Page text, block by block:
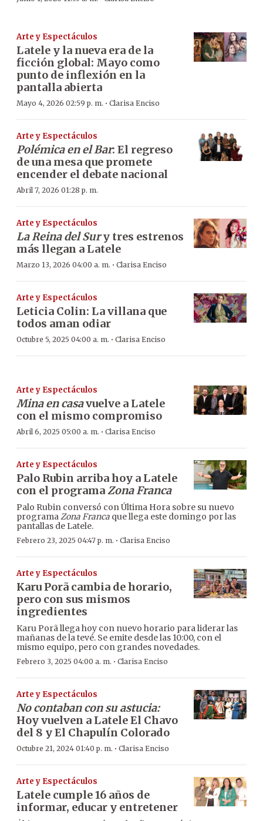
Arte y Espectáculos
Latele y la nueva era de la
ficción global: Mayo como
punto de inflexión en la
pantalla abierta
Mayo 4, 2026 02:59 p. m. · Clarisa Enciso
Arte y Espectáculos
Polémica en el Bar: El regreso
de una mesa que promete
encender el debate nacional
Abril 7, 2026 01:28 p. m.
Arte y Espectáculos
La Reina del Sury tres estrenos
más llegan a Latele
Marzo 13, 2026 04:00 a. m. · Clarisa Enciso
Arte y Espectáculos
Leticia Colin: La villana que
todos aman odiar
Octubre 5, 2025 04:00 a. m. · Clarisa Enciso
Arte y Espectáculos
Mina en casavuelve a Latele
con el mismo compromiso
Abril 6, 2025 05:00 a. m. · Clarisa Enciso
Arte y Espectáculos
Palo Rubin arriba hoy a Latele
con el programaZona Franca
Palo Rubin conversó con Última Hora sobre su nuevo
programaZona Franca que llega este domingo por las
pantallas de Latele.
Febrero 23, 2025 04:47 p. m. · Clarisa Enciso
Arte y Espectáculos
Karu Porã cambia de horario,
pero con sus mismos
ingredientes
Karu Porã llega hoy con nuevo horario para liderar las
mañanas de la tevé. Se emite desde las 10:00, con el
mismo equipo, pero con grandes novedades.
Febrero 3, 2025 04:00 a. m. · Clarisa Enciso
Arte y Espectáculos
No contaban con su astucia:
Hoy vuelven a Latele El Chavo
del 8 y El Chapulín Colorado
Octubre 21, 2024 01:40 p. m. · Clarisa Enciso
Arte y Espectáculos
Latele cumple 16 años de
informar, educar y entretener